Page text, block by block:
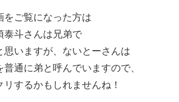
ご覧になった方は
泰斗さんは兄弟で
思いますが、ないとーさんは
通に弟と呼んでいますので、
するかもしれませんね！